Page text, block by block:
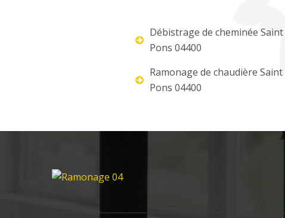
Débistrage de cheminée Saint
Pons 04400
Ramonage de chaudière Saint
Pons 04400